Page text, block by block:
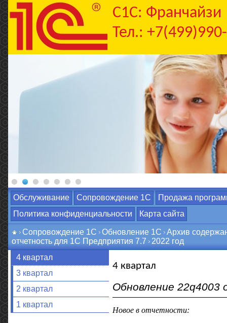
C1С: Франчайзи
Тел.:
Обслуживание Сопровождение 1С
Продажа
Политика конфиденциальности
Карта сайта
Сопровождение 1С Обновление 1С
Архив
отчетность для 1С Предприятия 7.7
2022 год
4 квартал
3 квартал
2 квартал
1 квартал
4 квартал
Обновление 22q4003
Новое в отчетности: